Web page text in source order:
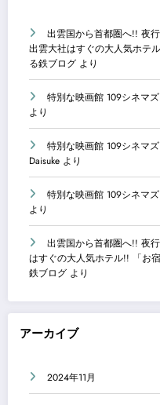
出雲国から首都圏へ!! 夜
出雲大社はすぐの大人気ホテ
る鉄ブログ より
特別な映画館 109シネマ
より
特別な映画館 109シネマ
Daisuke より
特別な映画館 109シネマ
より
出雲国から首都圏へ!! 夜
はすぐの大人気ホテル!! 「お
鉄ブログ より
アーカイブ
2024年11月